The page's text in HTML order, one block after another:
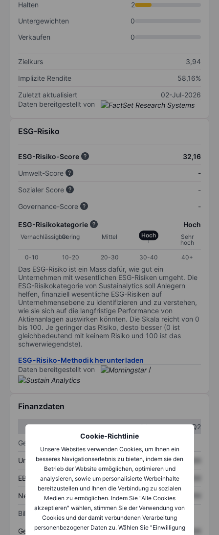
Cookie-Richtlinie
Unsere Websites verwenden Cookies, um Ihnen ein
besseres Navigationserlebnis zu bieten, indem sie den
Betrieb der Website ermöglichen, optimieren und
analysieren, sowie um personalisierte Werbeinhalte
bereitzustellen und Ihnen die Verbindung zu sozialen
Medien zu ermöglichen. Indem Sie "Alle Cookies
akzeptieren" wählen, stimmen Sie der Verwendung von
Cookies und der damit verbundenen Verarbeitung
personenbezogener Daten zu. Wählen Sie "Einwilligung
Halten
2
Untergewichten
0
Verkaufen
0
Zielkurs
3,94
Implizite Rendite
58,16%
Zuletzt aktualisiert
02-Jul-2026
Daten bereitgestellt von
ESG-Risiko
ESG-Risiko-Score
32,16
Umwelt-Score
-
Sozialer Score
-
Governance-Score
-
ESG-Risikokategorie Hoch
VernachlässigbarGering Mittel Hoch
Sehr
hoch
0-10
10-20 20-30 30-40 40+
Das ESG-Risiko ist ein Mass dafür, wie gut ein
Unternehmen mit wesentlichen ESG-Risiken umgeht. Die
ESG-Risikokategorie von Sustainalytics soll Anlegern
helfen, finanziell wesentliche ESG-Risiken auf
Unternehmensebene zu identifizieren und zu verstehen,
wie sie sich auf die langfristige Performance von
Aktienanlagen auswirken könnten. Die Skala reicht von 0
bis 100. Je geringer das Risiko, desto besser (0 ist
gleichbedeutend mit keinem Risiko und 100 ist das
schwerwiegendste).
ESG-Risiko-Methodik herunterladen
Daten bereitgestellt von
/
Finanzdaten
Q1
Q2
Gewinn- und Verlustrechnung
Umsatz XXXXXXX XXXXXXX
EBITDA XXXXXXX XXXXXXX
Nettoeinkommen XXXXXXX XXXXXXX
Bilanz
Gesamtvermögen XXXXXXX XXXXXXX